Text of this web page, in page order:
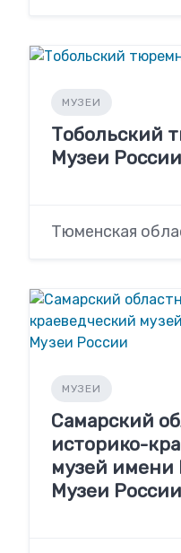
МУЗЕИ
Тобольский
Музеи России
Тюменская
МУЗЕИ
Самарский
историко-
музей имени
Музеи России